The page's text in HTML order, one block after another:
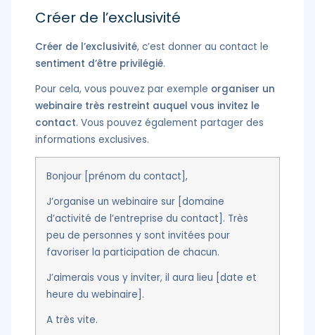
Créer de l’exclusivité
Créer de l’exclusivité, c’est donner au contact le
sentiment d’être privilégié.
Pour cela, vous pouvez par exemple organiser un
webinaire très restreint auquel vous invitez le
contact. Vous pouvez également partager des
informations exclusives.
Bonjour [prénom du contact],
J’organise un webinaire sur [domaine
d’activité de l’entreprise du contact]. Très
peu de personnes y sont invitées pour
favoriser la participation de chacun.
J’aimerais vous y inviter, il aura lieu [date et
heure du webinaire].
A très vite.